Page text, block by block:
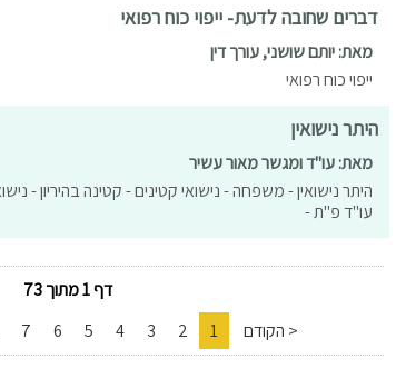
דברים שחובה לדעת- ייפוי כוח רפואי
מאת: יותם שושני, עורך דין
ייפוי כוח רפואי
היתר נישואין
מאת: עו"ד ומגשר מאור עשיר
היתר נישואין - משפחה - נישואי קטינים - קטינה בהיריון -
עו"ד פ"ת -
דף 1 מתוך 73
< הקודם
1
2
3
4
5
6
7